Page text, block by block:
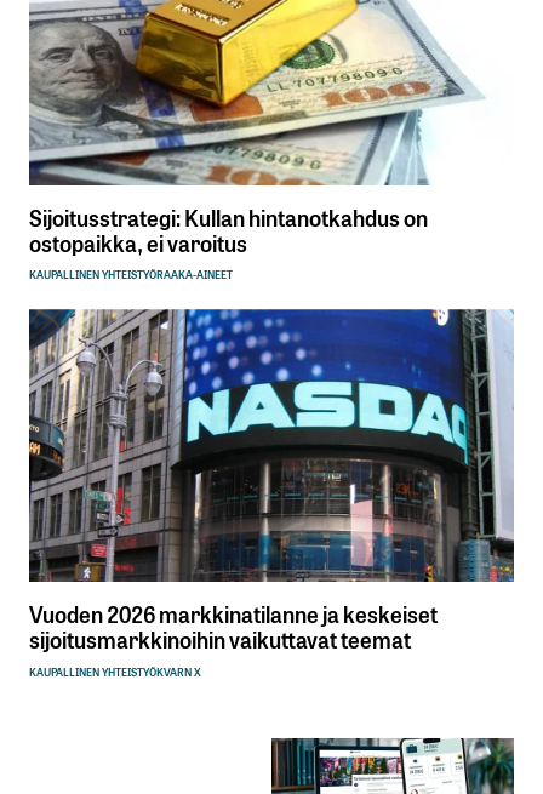
Sijoitusstrategi: Kullan hintanotkahdus on
ostopaikka, ei varoitus
KAUPALLINEN YHTEISTYÖRAAKA-AINEET
Vuoden 2026 markkinatilanne ja keskeiset
sijoitusmarkkinoihin vaikuttavat teemat
KAUPALLINEN YHTEISTYÖKVARN X